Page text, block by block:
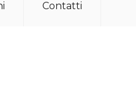
Contatti